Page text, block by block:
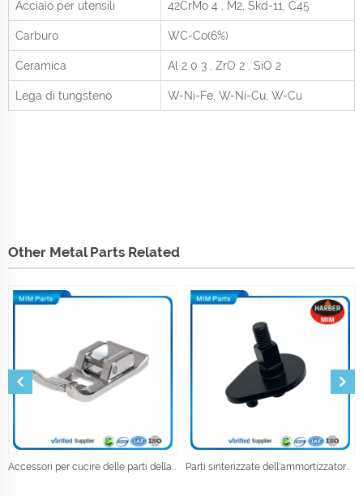
Acciaio per utensili 42CrMo 4 , M2, Skd-11, C45
Carburo WC-Co(6%)
Ceramica Al 2 0 3 , ZrO 2 , SiO 2
Lega di tungsteno W-Ni-Fe, W-Ni-Cu, W-Cu
Other Metal Parts Related
Accessori per cucire delle parti della macchina da cucire del piede del pressatore dell'abbigliamento industriale Parti sinterizzate dell'ammortizzatore del metallo della metallurgia della polvere